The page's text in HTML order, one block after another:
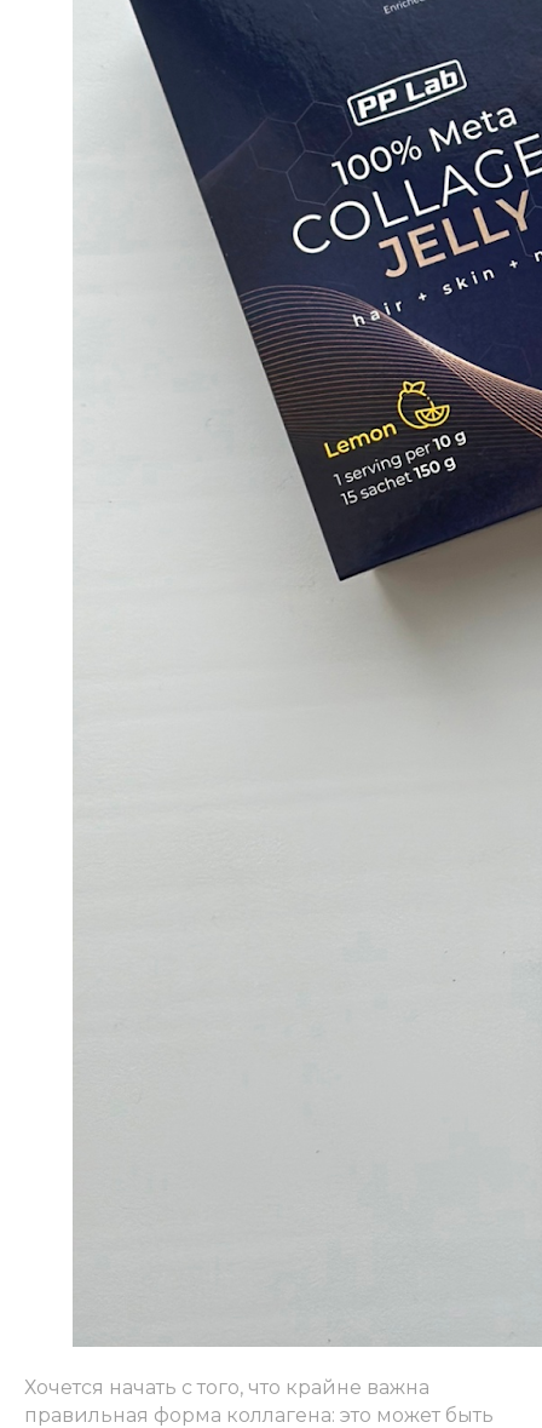
Хочется начать с того, что крайне важна
правильная форма коллагена: это может быть